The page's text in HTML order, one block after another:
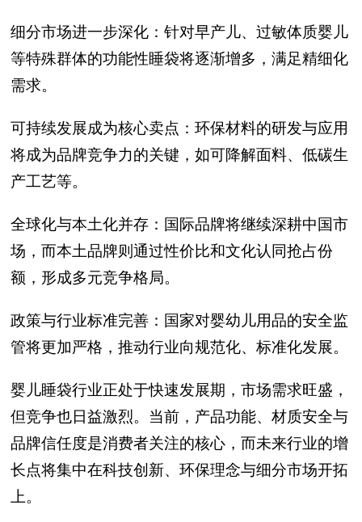
细分市场进一步深化：针对早产儿、过敏体质婴儿
等特殊群体的功能性睡袋将逐渐增多，满足精细化
需求。
可持续发展成为核心卖点：环保材料的研发与应用
将成为品牌竞争力的关键，如可降解面料、低碳生
产工艺等。
全球化与本土化并存：国际品牌将继续深耕中国市
场，而本土品牌则通过性价比和文化认同抢占份
额，形成多元竞争格局。
政策与行业标准完善：国家对婴幼儿用品的安全监
管将更加严格，推动行业向规范化、标准化发展。
婴儿睡袋行业正处于快速发展期，市场需求旺盛，
但竞争也日益激烈。当前，产品功能、材质安全与
品牌信任度是消费者关注的核心，而未来行业的增
长点将集中在科技创新、环保理念与细分市场开拓
上。